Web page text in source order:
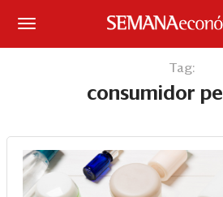
Iniciar sesión
Portada
¿Qué está pasando?
Tag:
consumidor